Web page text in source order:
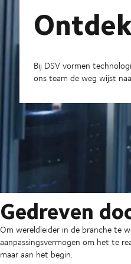
Bij DSV vormen
ons team de weg wijst
Gedreven
Om wereldleider in de branche te
aanpassingsvermogen om het te
maar aan het begin.